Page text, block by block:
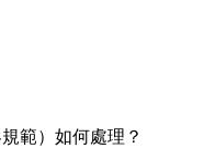
範）如何處理？